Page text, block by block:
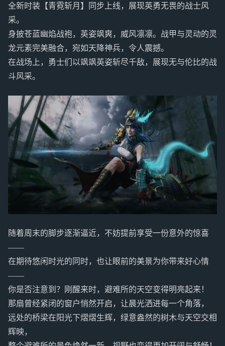
全新时装【青霓斩月】同步上线，展现英勇无畏的战士风
采。
身披苍蓝幽焰战袍，英姿飒爽，威风凛凛。战甲与灵动的灵
龙元素完美融合，宛如天降神兵，令人震撼。
在战场上，勇士们以飒飒英姿斩尽千敌，展现无与伦比的战
斗风采。
随着周末的脚步逐渐逼近，不妨提前享受一份意外的惊喜
——
在期待悠闲时光的同时，也让眼前的美景为你带来好心情
——
你是否注意到？刚醒来时，避难所的天空变得明亮起来！
那扇曾经紧闭的窗户悄然开启，让晨光洒进每一个角落，
远处的桥梁在阳光下熠熠生辉，绿意盎然的树木与天空交相
辉映，